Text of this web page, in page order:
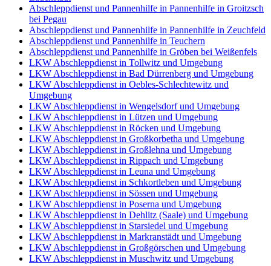
Abschleppdienst und Pannenhilfe in Pannenhilfe in Groitzsch
bei Pegau
Abschleppdienst und Pannenhilfe in Pannenhilfe in Zeuchfeld
Abschleppdienst und Pannenhilfe in Teuchern
Abschleppdienst und Pannenhilfe in Gröben bei Weißenfels
LKW Abschleppdienst in Tollwitz und Umgebung
LKW Abschleppdienst in Bad Dürrenberg und Umgebung
LKW Abschleppdienst in Oebles-Schlechtewitz und
Umgebung
LKW Abschleppdienst in Wengelsdorf und Umgebung
LKW Abschleppdienst in Lützen und Umgebung
LKW Abschleppdienst in Röcken und Umgebung
LKW Abschleppdienst in Großkorbetha und Umgebung
LKW Abschleppdienst in Großlehna und Umgebung
LKW Abschleppdienst in Rippach und Umgebung
LKW Abschleppdienst in Leuna und Umgebung
LKW Abschleppdienst in Schkortleben und Umgebung
LKW Abschleppdienst in Sössen und Umgebung
LKW Abschleppdienst in Poserna und Umgebung
LKW Abschleppdienst in Dehlitz (Saale) und Umgebung
LKW Abschleppdienst in Starsiedel und Umgebung
LKW Abschleppdienst in Markranstädt und Umgebung
LKW Abschleppdienst in Großgörschen und Umgebung
LKW Abschleppdienst in Muschwitz und Umgebung